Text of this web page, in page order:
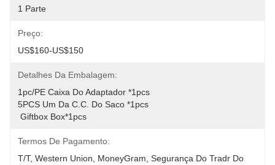
1 Parte
Preço:
US$160-US$150
Detalhes Da Embalagem:
1pc/PE Caixa Do Adaptador *1pcs
5PCS Um Da C.C. Do Saco *1pcs
Giftbox Box*1pcs
Termos De Pagamento:
T/T, Western Union, MoneyGram, Segurança Do Tradr Do